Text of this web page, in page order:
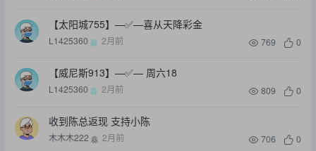
【太阳城755】—✅—喜从天降彩金
L1425360 2月前 769 0
【威尼斯913】—✅— 周六18
L1425360 2月前 809 0
收到陈总返现 支持小陈
木木木222 2月前 706 0